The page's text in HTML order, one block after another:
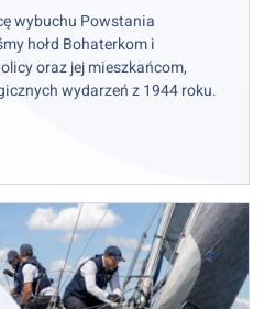
wybuchu Powstania
hołd Bohaterkom i
oraz jej mieszkańcom,
wydarzeń z 1944 roku.